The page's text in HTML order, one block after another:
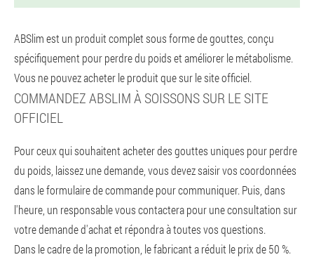
ABSlim est un produit complet sous forme de gouttes, conçu
spécifiquement pour perdre du poids et améliorer le métabolisme.
Vous ne pouvez acheter le produit que sur le site officiel.
COMMANDEZ ABSLIM À SOISSONS SUR LE SITE
OFFICIEL
Pour ceux qui souhaitent acheter des gouttes uniques pour perdre
du poids, laissez une demande, vous devez saisir vos coordonnées
dans le formulaire de commande pour communiquer. Puis, dans
l'heure, un responsable vous contactera pour une consultation sur
votre demande d'achat et répondra à toutes vos questions.
Dans le cadre de la promotion, le fabricant a réduit le prix de 50 %.